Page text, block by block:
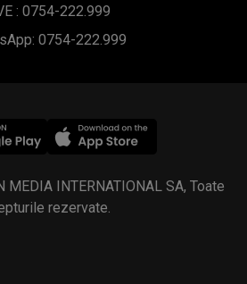
: 0754-222.999
0754-222.999
INTERNATIONAL SA, Toate
rezervate.